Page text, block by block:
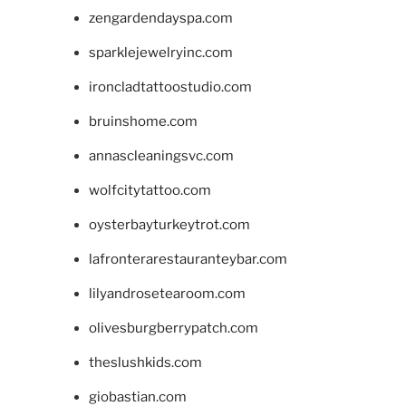
zengardendayspa.com
sparklejewelryinc.com
ironcladtattoostudio.com
bruinshome.com
annascleaningsvc.com
wolfcitytattoo.com
oysterbayturkeytrot.com
lafronterarestauranteybar.com
lilyandrosetearoom.com
olivesburgberrypatch.com
theslushkids.com
giobastian.com